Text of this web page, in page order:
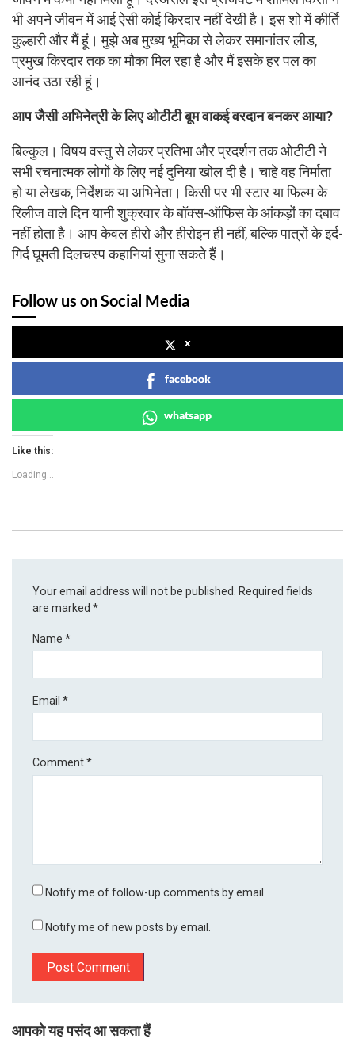
भी अपने जीवन में आई ऐसी कोई किरदार नहीं देखी है। इस शो में कीर्ति
कुल्हारी और मैं हूं। मुझे अब मुख्य भूमिका से लेकर समानांतर लीड,
प्रमुख किरदार तक का मौका मिल रहा है और मैं इसके हर पल का
आनंद उठा रही हूं।
आप जैसी अभिनेत्री के लिए ओटीटी बूम वाकई वरदान बनकर आया?
बिल्कुल। विषय वस्तु से लेकर प्रतिभा और प्रदर्शन तक ओटीटी ने
सभी रचनात्मक लोगों के लिए नई दुनिया खोल दी है। चाहे वह निर्माता
हो या लेखक, निर्देशक या अभिनेता। किसी पर भी स्टार या फिल्म के
रिलीज वाले दिन यानी शुक्रवार के बॉक्स-ऑफिस के आंकड़ों का दबाव
नहीं होता है। आप केवल हीरो और हीरोइन ही नहीं, बल्कि पात्रों के इर्द-
गिर्द घूमती दिलचस्प कहानियां सुना सकते हैं।
Follow us on Social Media
x
facebook
whatsapp
Like this:
Loading...
Your email address will not be published.
Required fields
are marked*
Name*
Email*
Comment*
Notify me of follow-up comments by email.
Notify me of new posts by email.
आपको यह पसंद आ सकता हैं